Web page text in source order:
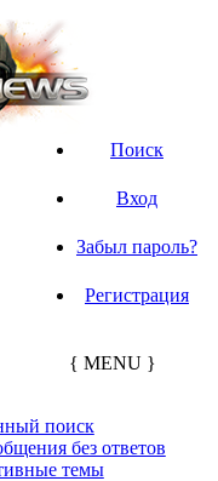
Поиск
Вход
Забыл пароль?
Регистрация
{ MENU }
поиск
без ответов
темы